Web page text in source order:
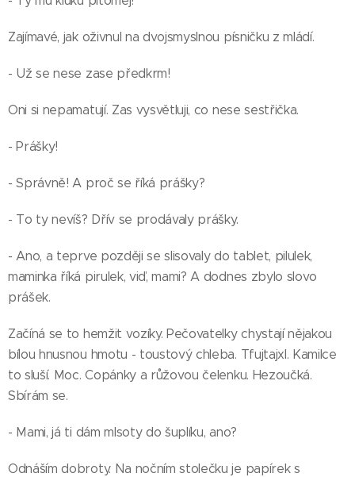
Zajímavé, jak oživnul na dvojsmyslnou písničku z mládí.
- Už se nese zase předkrm!
Oni si nepamatují. Zas vysvětluji, co nese sestřička.
- Prášky!
- Správně! A proč se říká prášky?
- To ty nevíš? Dřív se prodávaly prášky.
- Ano, a teprve později se slisovaly do tablet, pilulek,
maminka říká pirulek, viď, mami? A dodnes zbylo slovo
prášek.
Začíná se to hemžit vozíky. Pečovatelky chystají nějakou
bílou hnusnou hmotu - toustový chleba. Tfujtajxl. Kamilce
to sluší. Moc. Copánky a růžovou čelenku. Hezoučká.
Sbírám se.
- Mami, já ti dám mlsoty do šuplíku, ano?
Odnáším dobroty. Na nočním stolečku je papírek s